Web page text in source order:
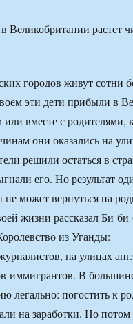
городов живут сотни
эти дети прибыли в
или вместе с
они оказались на
решили остаться в
его. Но результат
не может вернуться на
жизни рассказал Би-
из Уганды:
на улицах
иммигрантов. В
легально: погостить к
на заработки. Но